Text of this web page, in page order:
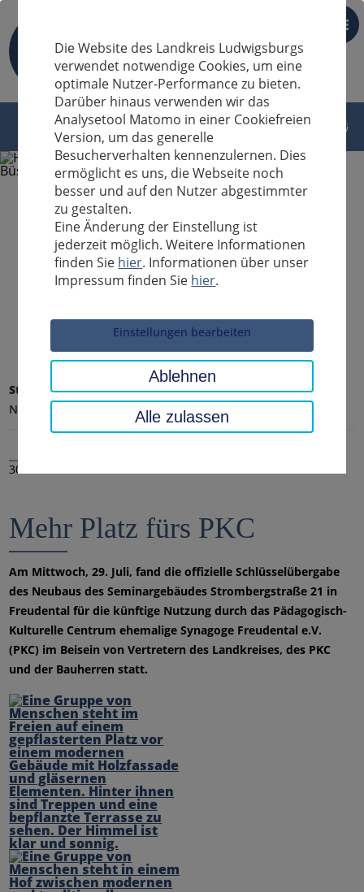
DE
Sucheingabe
Startseite Landratsamt, Landkreis
Aktuelles
Nachrichten
30.07.2020
Mehr Platz fürs PKC
Am Mittwoch, 29. Juli, fand die offizielle Schlüsselübergabe
des Neubaus des Seminargebäudes Strombergstraße 21 in
Freudental für die künftige Nutzung durch das Pädagogisch-
Kulturelle Centrum ehemalige Synagoge Freudental e.V.
(PKC) im Beisein von Vertretern des Landkreises, des PKC
und der Bauherren statt.
Die Website des Landkreis Ludwigsburgs
verwendet notwendige Cookies, um eine
optimale Nutzer-Performance zu bieten.
Darüber hinaus verwenden wir das
Analysetool Matomo in einer Cookiefreien
Version, um das generelle
Besucherverhalten kennenzulernen. Dies
ermöglicht es uns, die Webseite noch
besser und auf den Nutzer abgestimmter
zu gestalten.
Eine Änderung der Einstellung ist
jederzeit möglich. Weitere Informationen
finden Sie hier. Informationen über unser
Impressum finden Sie hier.
Einstellungen bearbeiten
Ablehnen
Alle zulassen